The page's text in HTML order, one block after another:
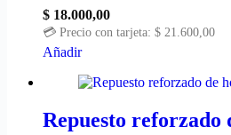
$ 18.000,00
💳 Precio con tarjeta: $ 21.600,00
Añadir
Repuesto reforzado